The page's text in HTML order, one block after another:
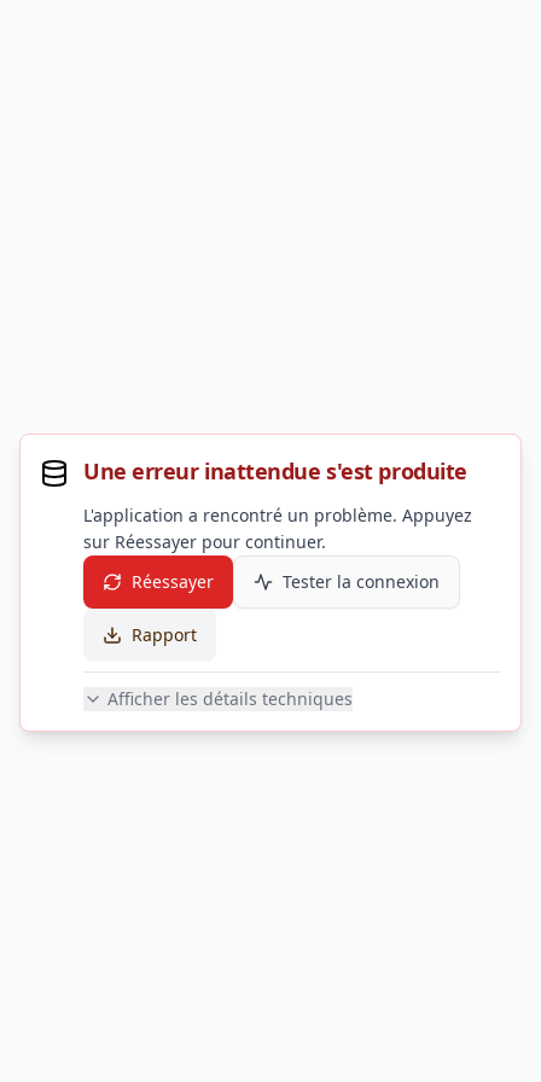
Une erreur inattendue s'est produite
L'application a rencontré un problème. Appuyez
sur Réessayer pour continuer.
Réessayer
Tester la connexion
Rapport
Afficher les détails techniques